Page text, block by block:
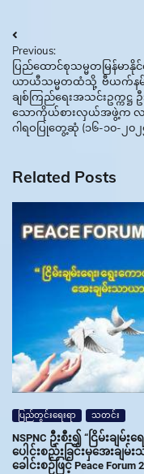
Post
navigation
Previous:
ပြည်ထောင်စုသမ္မတမြန်မာနို
ယာယီသမ္မတထံသို့ ဗီယက်နမ်-
ချစ်ကြည်ရေးအသင်းဥက္ကဋ္ဌ
သောကိုယ်စားလှယ်အဖွဲ့က လ
ဂါရဝပြုတွေ့ဆုံ (၁၆-၁၀-၂၀၂
Related Posts
ပြည်တွင်းရေးရာ သတင်း
NSPNC ဦးစီး၍ “ငြိမ်းချ
ပေါင်းစည်းခြင်းမှအေးခ
ခေါင်းစဉ်ဖြင့် Peace